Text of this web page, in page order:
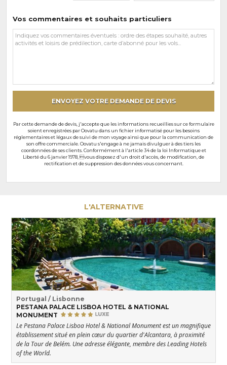
Vos commentaires et souhaits particuliers
Vos
commentaires
ENVOYEZ VOTRE DEMANDE DE DEVIS
Par cette demande de devis, j'accepte que les informations recueillies sur ce formulaire
soient enregistrées par Oovatu dans un fichier informatisé pour les besoins
réglementaires et légaux de suivi de mon voyage ainsi que pour la communication de
son offre commerciale. Oovatu s'engage à ne jamais divulguer à des tiers les
coordonnées de ses clients. Conformément à l'article 34 de la loi Informatique et
Liberté du 6 janvier 1978, vous disposez d'un droit d'accès, de modification, de
rectification et de suppression des données vous concernant.
L'ALTERNATIVE
Portugal / Lisbonne
PESTANA PALACE LISBOA HOTEL & NATIONAL
MONUMENT
Le Pestana Palace Lisboa Hotel & National Monument est un magnifique
établissement situé en plein cœur du quartier d'Alcantara, à proximité
de la Tour de Belém. Une adresse élégante, membre des Leading Hotels
of the World.